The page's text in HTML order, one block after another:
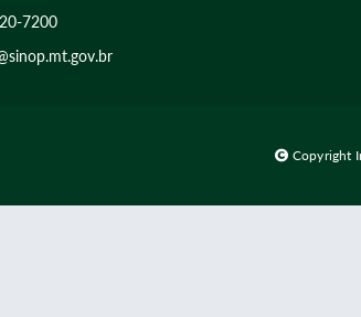
7200
Copyright